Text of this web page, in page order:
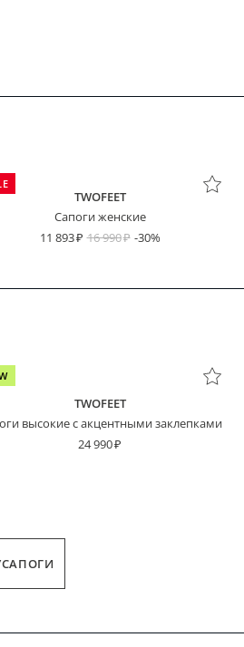
TWOFEET
Сапоги женские
11 893
16 990 -30%
TWOFEET
высокие с акцентными заклепками
24 990